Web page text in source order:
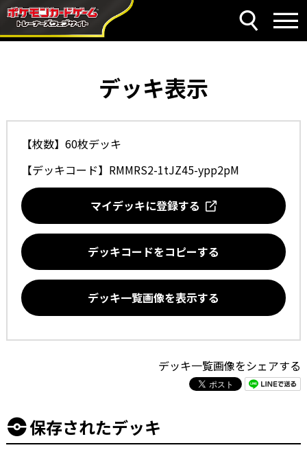
デッキ表示
【枚数】60枚デッキ
【デッキコード】 RMMRS2-1tJZ45-ypp2pM
マイデッキに登録する
デッキコードをコピーする
デッキ一覧画像を表示する
デッキ一覧画像をシェアする
保存されたデッキ